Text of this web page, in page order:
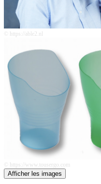
© https://able2.nl
© https://www.tousergo.com
Afficher les images